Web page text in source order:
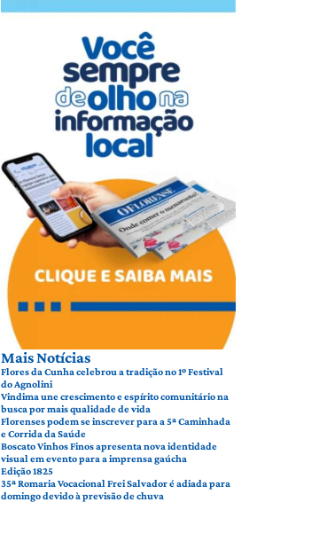
Mais Notícias
Flores da Cunha celebrou a tradição no 1º Festival
do Agnolini
Vindima une crescimento e espírito comunitário na
busca por mais qualidade de vida
Florenses podem se inscrever para a 5ª Caminhada
e Corrida da Saúde
Boscato Vinhos Finos apresenta nova identidade
visual em evento para a imprensa gaúcha
Edição 1825
35ª Romaria Vocacional Frei Salvador é adiada para
domingo devido à previsão de chuva